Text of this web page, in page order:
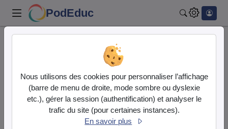
PodEduc
4 vidéos trouvées
Audio Vidéo
Direction de tri
Nous utilisons des cookies pour personnaliser l’affichage
(barre de menu de droite, mode sombre ou dyslexie
etc.), gérer la session (authentification) et analyser le
trafic du site (pour certaines instances).
En savoir plus